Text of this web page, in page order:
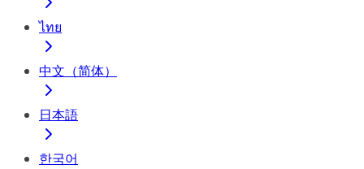
ไทย
中文（简体）
日本語
한국어